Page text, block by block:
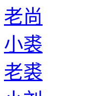
老尚
小裘
老裘